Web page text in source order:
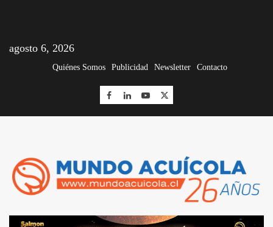
agosto 6, 2026
Quiénes Somos Publicidad Newsletter Contacto